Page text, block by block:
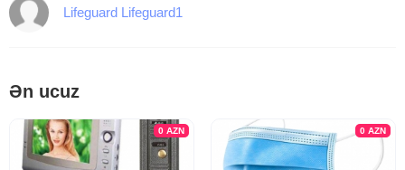
Lifeguard Lifeguard1
Ən ucuz
0AZN 0 AZN